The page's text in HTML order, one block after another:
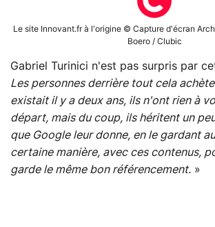
Le site Innovant.fr à l'origine © Capture d'écran
Boero / Clubic
Gabriel Turinici n'est pas surpris par
Les personnes derrière tout cela
existait il y a deux ans, ils n'ont rien à
départ, mais du coup, ils héritent un
que Google leur donne, en le gardant
certaine manière, avec ces contenus,
garde le même bon référencement. »